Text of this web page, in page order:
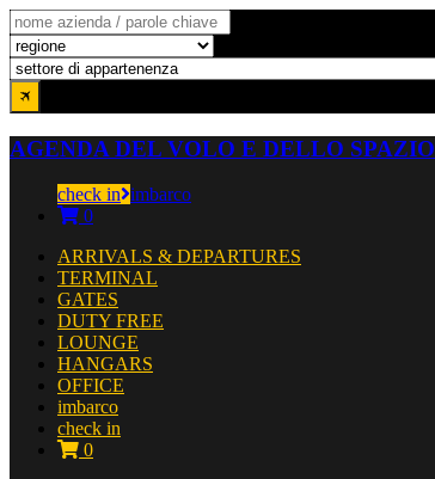
AGENDA DEL VOLO E DELLO SPAZIO
check in imbarco
0
ARRIVALS & DEPARTURES
TERMINAL
GATES
DUTY FREE
LOUNGE
HANGARS
OFFICE
imbarco
check in
0